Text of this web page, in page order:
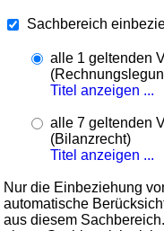
Sachbereich
alle 1 geltenden
Titel anzeigen ...
alle 7 geltenden
(Bilanzrecht)
Titel anzeigen ...
Nur die Einbeziehung
automatische
aus diesem